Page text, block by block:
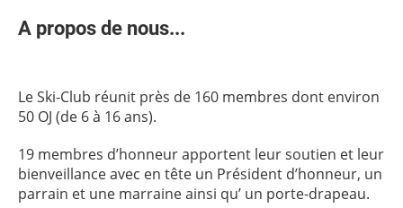
A propos de nous...
Le Ski-Club réunit près de 160 membres dont environ
50 OJ (de 6 à 16 ans).
19 membres d’honneur apportent leur soutien et leur
bienveillance avec en tête un Président d’honneur, un
parrain et une marraine ainsi qu’ un porte-drapeau.